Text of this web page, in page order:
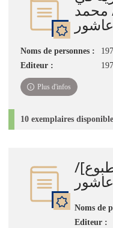
محمد
Noms de personnes :
Editeur :
Plus d'infos
10 exemplaires
Noms de
Editeur :